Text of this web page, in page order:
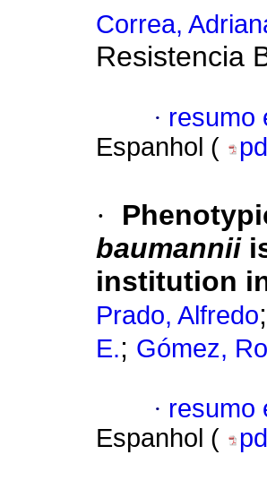
Correa,
Resistencia
· resumo
Espanhol (
·
baumannii
institution
Prado, Alfredo;
E.; Gómez,
· resumo
Espanhol (